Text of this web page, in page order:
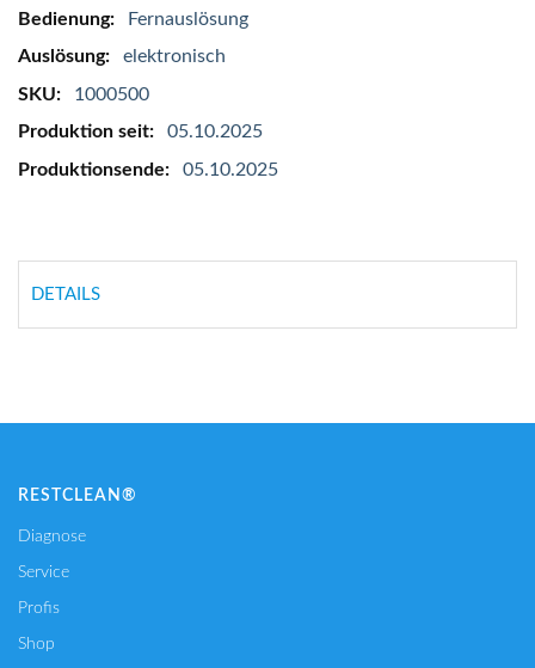
InformationenFernauslösung
elektronisch
1000500
05.10.2025
05.10.2025
DETAILS
RESTCLEAN®
Diagnose
Service
Profis
Shop